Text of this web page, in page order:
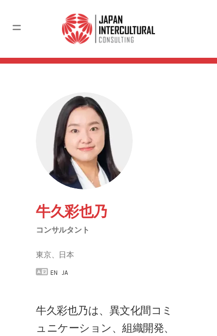
牛久彩也乃
コンサルタント
東京、日本
EN JA
牛久彩也乃は、異文化間コミ
ュニケーション、組織開発、